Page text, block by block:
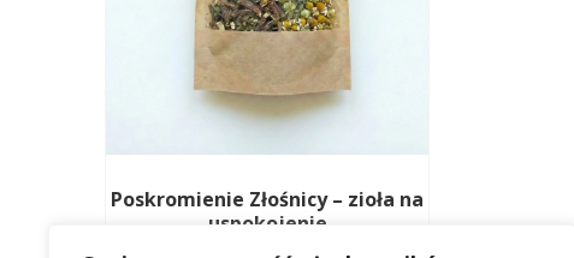
Poskromienie Złośnicy – zioła na
uspokojenie